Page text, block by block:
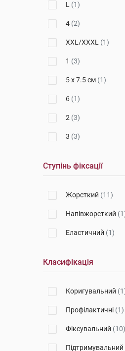
L (1)
4 (2)
XXL/XXXL (1)
1 (3)
5 x 7.5 см (1)
6 (1)
2 (3)
3 (3)
Ступінь фіксації
Жорсткий (11)
Напівжорсткий
Еластичний (1)
Класифікація
Коригувальний
Профілактичні (1)
Фіксувальний (10)
Підтримувальний